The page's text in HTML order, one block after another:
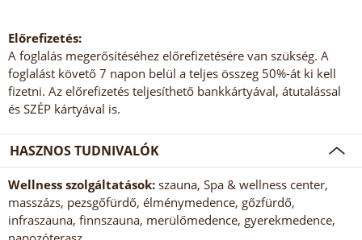
Előrefizetés:
A foglalás megerősítéséhez előrefizetésére van szükség. A
foglalást követő 7 napon belül a teljes összeg 50%-át ki kell
fizetni. Az előrefizetés teljesíthető bankkártyával, átutalással
és SZÉP kártyával is.
HASZNOS TUDNIVALÓK
Wellness szolgáltatások: szauna, Spa & wellness center,
masszázs, pezsgőfürdő, élménymedence, gőzfürdő,
infraszauna, finnszauna, merülőmedence, gyerekmedence,